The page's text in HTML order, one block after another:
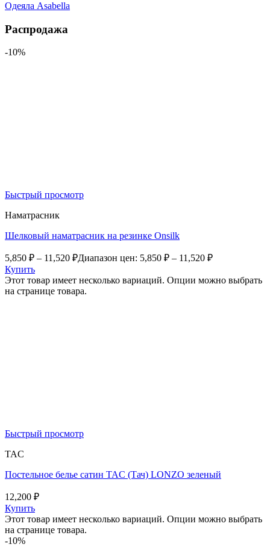
Одеяла Asabella
Распродажа
-10%
Быстрый просмотр
Наматрасник
Шелковый наматрасник на резинке Onsilk
5,850 ₽ – 11,520 ₽Диапазон цен: 5,850 ₽ – 11,520 ₽
Купить
Этот товар имеет несколько вариаций. Опции можно выбрать
на странице товара.
Быстрый просмотр
TAC
Постельное белье сатин TAC (Тач) LONZO зеленый
12,200 ₽
Купить
Этот товар имеет несколько вариаций. Опции можно выбрать
на странице товара.
-10%